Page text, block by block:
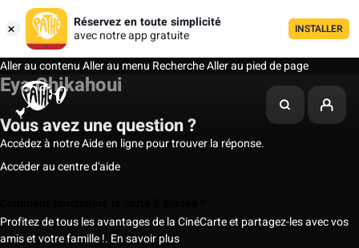
Réservez en toute simplicité
avec notre app gratuite
INSTALLER
Aller au contenuAller au menu RechercheAller au pied de page
Eya Chikahoui
Vous avez une question ?
Accédez à notre Aide en ligne pour trouver la réponse.
Accéder au centre d'aide
Profitez de tous les avantages de la CinéCarte et partagez-les avec vos
amis et votre famille !. En savoir plus